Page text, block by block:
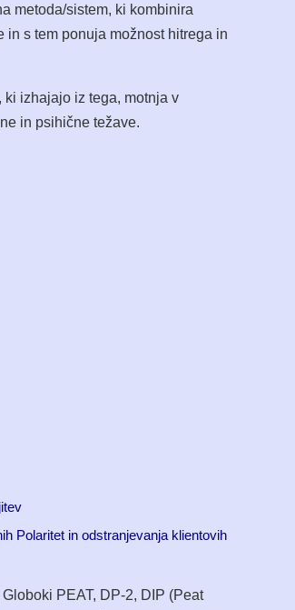
metoda/sistem, ki kombinira
s tem ponuja možnost hitrega in
izhajajo iz tega, motnja v
in psihične težave.
Polaritet in odstranjevanja klientovih
PEAT, DP-2, DIP (Peat